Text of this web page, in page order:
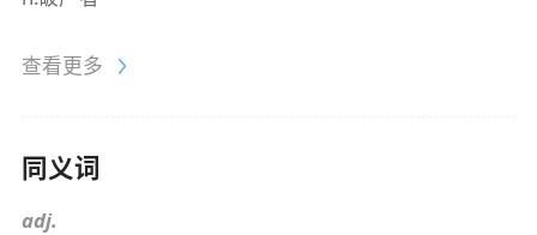
查看更多
同义词
adj.